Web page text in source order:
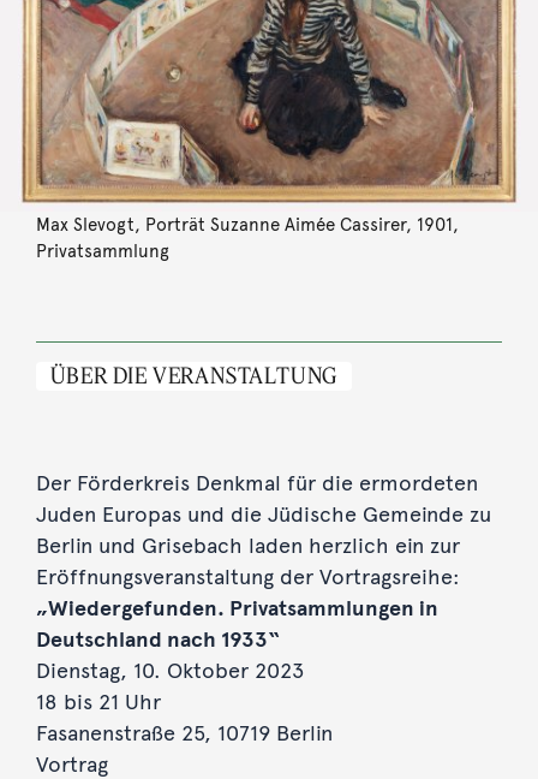
Max Slevogt, Porträt Suzanne Aimée Cassirer, 1901,
Privatsammlung
ÜBER DIE VERANSTALTUNG
Der Förderkreis Denkmal für die ermordeten
Juden Europas und die Jüdische Gemeinde zu
Berlin und Grisebach laden herzlich ein zur
Eröffnungsveranstaltung der Vortragsreihe:
„Wiedergefunden. Privatsammlungen in
Deutschland nach 1933“
Dienstag, 10. Oktober 2023
18 bis 21 Uhr
Fasanenstraße 25, 10719 Berlin
Vortrag